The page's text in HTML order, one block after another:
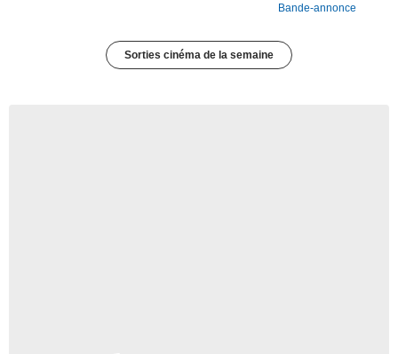
Bande-annonce
Sorties cinéma de la semaine